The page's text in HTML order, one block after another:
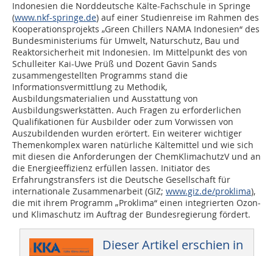
Indonesien die Norddeutsche Kälte-Fachschule in Springe
(www.nkf-springe.de) auf einer Studienreise im Rahmen des
Kooperationsprojekts „Green Chillers NAMA Indonesien“ des
Bundesministeriums für Umwelt, Naturschutz, Bau und
Reaktorsicherheit mit Indonesien. Im Mittelpunkt des von
Schulleiter Kai-Uwe Prüß und Dozent Gavin Sands
zusammengestellten Programms stand die
Informationsvermittlung zu Methodik,
Ausbildungsmaterialien und Ausstattung von
Ausbildungswerkstätten. Auch Fragen zu erforderlichen
Qualifikationen für Ausbilder oder zum Vorwissen von
Auszubildenden wurden erörtert. Ein weiterer wichtiger
Themenkomplex waren natürliche Kältemittel und wie sich
mit diesen die Anforderungen der ChemKlimachutzV und an
die Energieeffizienz erfüllen lassen. Initiator des
Erfahrungstransfers ist die Deutsche Gesellschaft für
internationale Zusammenarbeit (GIZ; www.giz.de/proklima),
die mit ihrem Programm „Proklima“ einen integrierten Ozon-
und Klimaschutz im Auftrag der Bundesregierung fördert.
Dieser Artikel erschien in